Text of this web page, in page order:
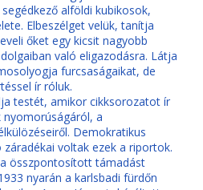
alföldi kubikosok,
Elbeszélget velük, tanítja
őket egy kicsit nagyobb
való eligazodásra. Látja
furcsaságaikat, de
ír róluk.
testét, amikor cikksorozatot ír
a
Demokratikus
voltak ezek a riportok.
összpontosított támadást
nyarán a karlsbadi fürdőn